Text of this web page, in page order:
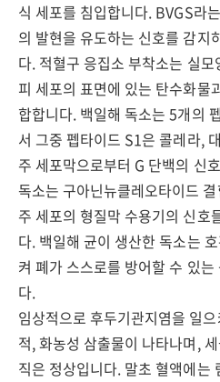
식 세포를 침입합니다. BVGS라
의 발현을 유도하는 신호를 감지
다. 적혈구 응집소 부착소는 실
피 세포의 표면에 있는 탄수화물
합합니다. 백일해 독소는 5개의
서 그중 펩타이드 S1은 콜레라,
주 세포막으로부터 G 단백의 신
독소는 구아닌뉴클레오타이드
주 세포의 형질막 수용기의 신호
다. 백일해 균이 생산한 독소는
켜 폐가 스스로를 방어할 수 있
다.
임상적으로 후두기관지염을 일
적, 화농성 삼출물이 나타나며,
직은 정상입니다. 말초 혈액에는